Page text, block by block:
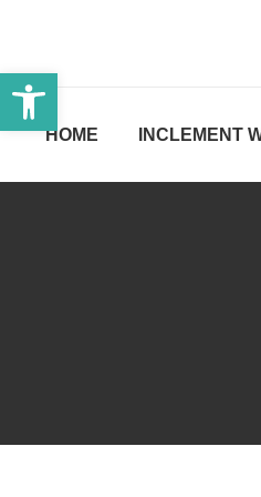
HOME INCLEMENT
Open toolbar